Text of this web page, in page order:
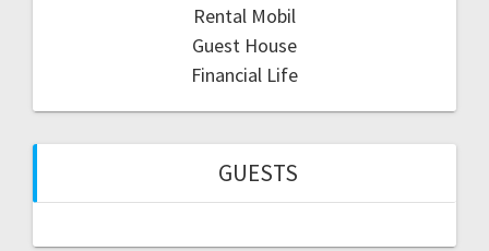
Rental Mobil
Guest House
Financial Life
GUESTS